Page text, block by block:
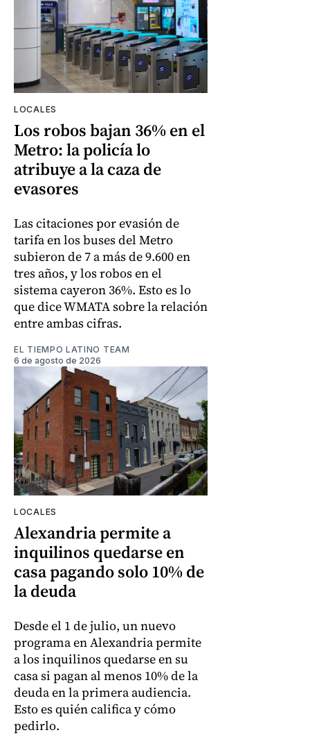
LOCALES
Los robos bajan 36% en el
Metro: la policía lo
atribuye a la caza de
evasores
Las citaciones por evasión de
tarifa en los buses del Metro
subieron de 7 a más de 9.600 en
tres años, y los robos en el
sistema cayeron 36%. Esto es lo
que dice WMATA sobre la relación
entre ambas cifras.
EL TIEMPO LATINO TEAM
6 de agosto de 2026
LOCALES
Alexandria permite a
inquilinos quedarse en
casa pagando solo 10% de
la deuda
Desde el 1 de julio, un nuevo
programa en Alexandria permite
a los inquilinos quedarse en su
casa si pagan al menos 10% de la
deuda en la primera audiencia.
Esto es quién califica y cómo
pedirlo.